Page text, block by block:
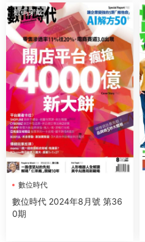
數碼穿戴
數位時代
數位時代 2024年8月號 第36
0期